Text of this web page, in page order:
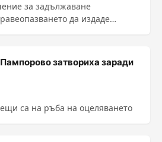
за задължаване
да издаде
затвориха заради
са на ръба на оцеляването